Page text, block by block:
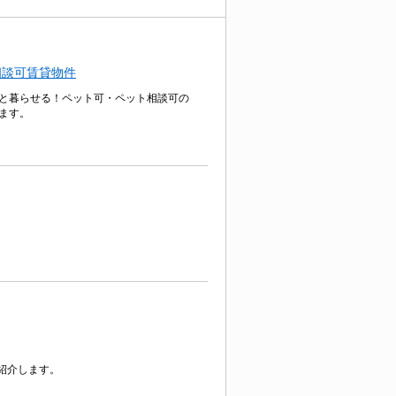
可賃貸物件
暮らせる！ペット可・ペット相談可の
す。
します。